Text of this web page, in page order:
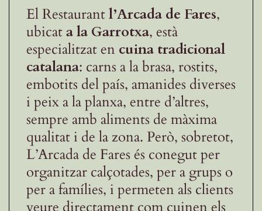
El Restaurantl’Arcada de Fares,
ubicata la Garrotxa, està
especialitzat en cuina tradicional
catalana: carns a la brasa, rostits,
embotits del país, amanides diverses
i peix a la planxa, entre d’altres,
sempre amb aliments de màxima
qualitat i de la zona. Però, sobretot,
L’Arcada de Fares és conegut per
organitzar calçotades, per a grups o
per a famílies, i permeten als clients